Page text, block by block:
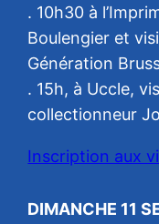
. 10h30 à
Boulengier et
Génération
. 15h, à Uccle,
collectionneur
Inscription aux
DIMANCHE 11